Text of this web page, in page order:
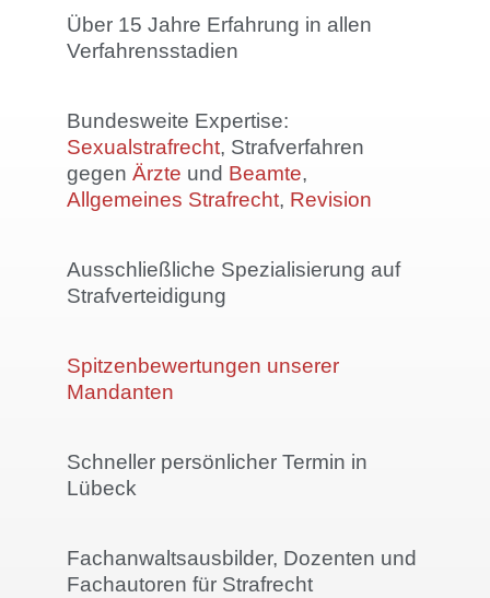
Über 15 Jahre Erfahrung in allen
Verfahrensstadien
Bundesweite Expertise:
Sexualstrafrecht, Strafverfahren
gegenÄrzte und Beamte,
Allgemeines Strafrecht, Revision
Ausschließliche Spezialisierung auf
Strafverteidigung
Spitzenbewertungen unserer
Mandanten
Schneller persönlicher Termin in
Lübeck
Fachanwaltsausbilder, Dozenten und
Fachautoren für Strafrecht